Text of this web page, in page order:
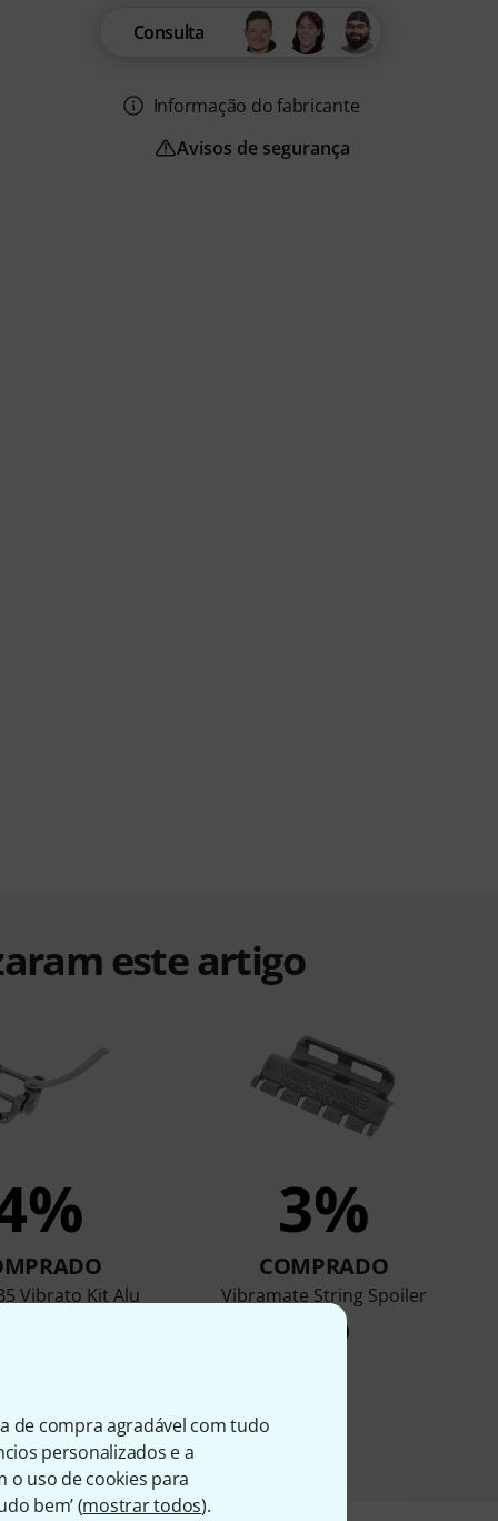
de compra agradável com tudo
personalizados e a
o uso de cookies para
bem’ (mostrar todos).
Consulta
Informação do fabricante
Avisos de segurança
este artigo
Vibrato Kit Alu
3%
COMPRADO
Vibramate String Spoiler
€ 49